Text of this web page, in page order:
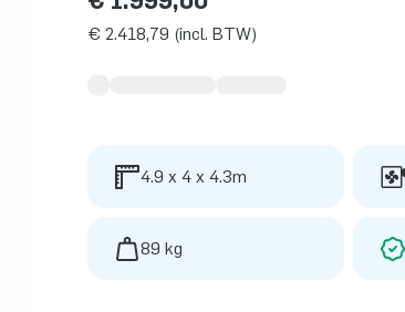
€ 2.418,79 (incl. BTW)
4.9 x 4 x 4.3m
89 kg